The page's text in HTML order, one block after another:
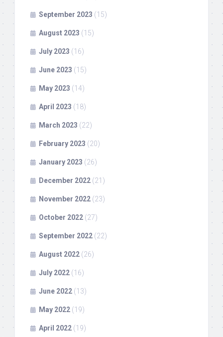
September 2023 (15)
August 2023 (15)
July 2023 (16)
June 2023 (15)
May 2023 (14)
April 2023 (18)
March 2023 (22)
February 2023 (20)
January 2023 (26)
December 2022 (21)
November 2022 (23)
October 2022 (27)
September 2022 (22)
August 2022 (26)
July 2022 (16)
June 2022 (13)
May 2022 (19)
April 2022 (19)